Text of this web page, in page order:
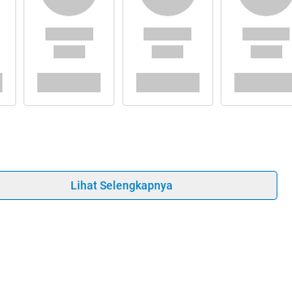
Lihat Selengkapnya